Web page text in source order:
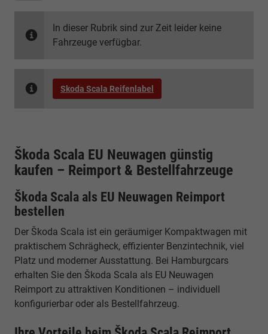
In dieser Rubrik sind zur Zeit leider keine
Fahrzeuge verfügbar.
Skoda Scala Reifenlabel
Škoda Scala EU Neuwagen günstig
kaufen – Reimport & Bestellfahrzeuge
Škoda Scala als EU Neuwagen Reimport
bestellen
Der Škoda Scala ist ein geräumiger Kompaktwagen mit
praktischem Schrägheck, effizienter Benzintechnik, viel
Platz und moderner Ausstattung. Bei Hamburgcars
erhalten Sie den Škoda Scala als EU Neuwagen
Reimport zu attraktiven Konditionen – individuell
konfigurierbar oder als Bestellfahrzeug.